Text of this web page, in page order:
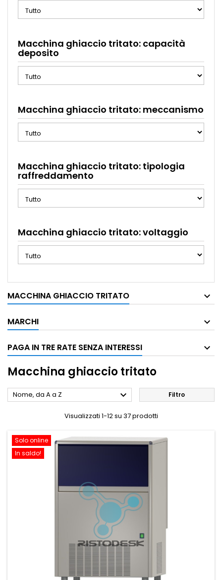
Macchina ghiaccio tritato: capacità
deposito
Macchina ghiaccio tritato: meccanismo
Macchina ghiaccio tritato: tipologia
raffreddamento
Macchina ghiaccio tritato: voltaggio
MACCHINA GHIACCIO TRITATO
MARCHI
PAGA IN TRE RATE SENZA INTERESSI
Macchina ghiaccio tritato
Nome, da A a Z  Filtro
Visualizzati 1-12 su 37 prodotti
Solo online
In saldo!